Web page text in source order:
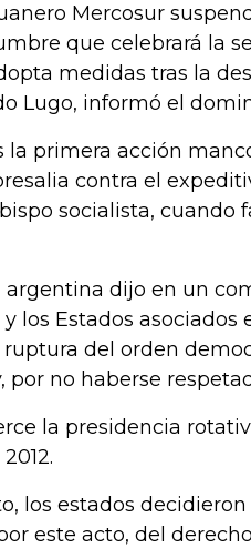
Mercosur
que celebrará la
medidas tras la
Lugo, informó el
la primera acción
contra el
socialista, cuando
argentina dijo en un
los Estados
del orden
por no haberse
la presidencia
los estados
este acto, del